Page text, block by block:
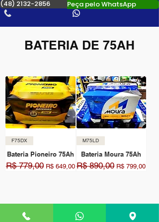
(48) 2132-2856 Peça pelo WhatsApp
BATERIA DE 75AH
F75DX
Bateria Pioneiro 75Ah
Preço normal
R$ 779,00 Preço promocional
R$ 649,00
M75LD
Bateria Moura 75Ah
Preço normal
R$ 890,00 Preço
R$ 799,00